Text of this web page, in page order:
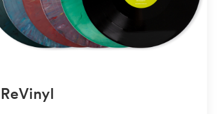
ReVinyl